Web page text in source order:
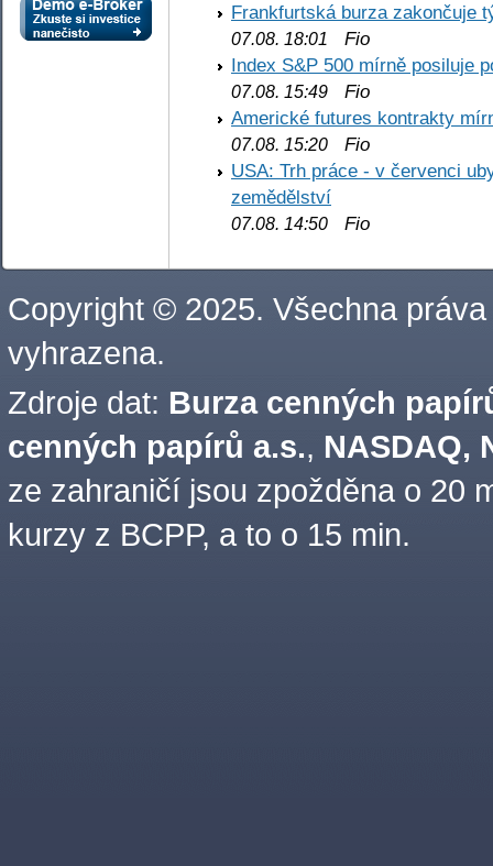
Frankfurtská burza zakončuje
07.08. 18:01
Fio
Index S&P 500 mírně posiluje
07.08. 15:49 Fio
Americké futures kontrakty
07.08. 15:20 Fio
USA: Trh práce - v červenci
zemědělství
07.08. 14:50 Fio
Copyright © 2025. Všechna práva
vyhrazena.
Zdroje dat: Burza cenných
cenných papírů a.s., NASDAQ,
ze zahraničí jsou zpožděna o 20
kurzy z BCPP, a to o 15 min.